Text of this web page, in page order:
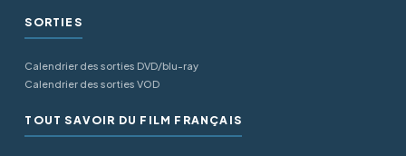
SORTIES
Calendrier des sorties DVD/blu-ray
Calendrier des sorties VOD
TOUT SAVOIR DU FILM FRANÇAIS